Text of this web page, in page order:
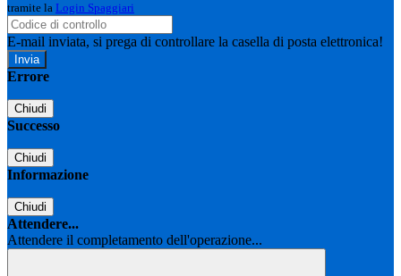
tramite la Login Spaggiari
E-mail inviata, si prega di controllare la casella di posta elettronica!
Errore
Chiudi
Successo
Chiudi
Informazione
Chiudi
Attendere...
Attendere il completamento dell'operazione...